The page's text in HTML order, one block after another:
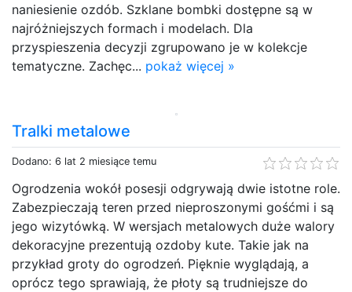
naniesienie ozdób. Szklane bombki dostępne są w
najróżniejszych formach i modelach. Dla
przyspieszenia decyzji zgrupowano je w kolekcje
tematyczne. Zachęc... pokaż więcej »
Tralki metalowe
Dodano: 6 lat 2 miesiące temu
Ogrodzenia wokół posesji odgrywają dwie istotne role.
Zabezpieczają teren przed nieproszonymi gośćmi i są
jego wizytówką. W wersjach metalowych duże walory
dekoracyjne prezentują ozdoby kute. Takie jak na
przykład groty do ogrodzeń. Pięknie wyglądają, a
oprócz tego sprawiają, że płoty są trudniejsze do